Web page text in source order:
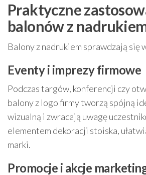
Praktyczne
balonów z
Balony z nadrukiem sprawdzają się
Eventy i imprezy firmowe
Podczas targów, konferencji czy
balony z logo firmy tworzą spójną
wizualną i zwracają uwagę
elementem dekoracji stoiska,
marki.
Promocje i akcje